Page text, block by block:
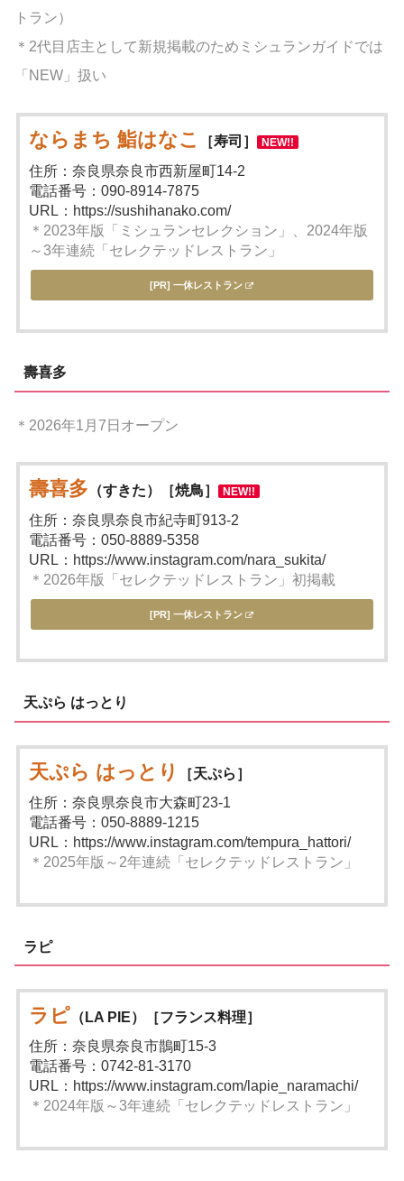
トラン）
＊2代目店主として新規掲載のためミシュランガイドでは
「NEW」扱い
ならまち 鮨はなこ ［寿司］ NEW!!
住所：奈良県奈良市西新屋町14-2
電話番号：090-8914-7875
URL：https://sushihanako.com/
＊2023年版「ミシュランセレクション」、2024年版
～3年連続「セレクテッドレストラン」
[PR] 一休レストラン
壽喜多
＊2026年1月7日オープン
壽喜多 （すきた）［焼鳥］ NEW!!
住所：奈良県奈良市紀寺町913-2
電話番号：050-8889-5358
URL：https://www.instagram.com/nara_sukita/
＊2026年版「セレクテッドレストラン」初掲載
[PR] 一休レストラン
天ぷら はっとり
天ぷら はっとり
［天ぷら］
住所：奈良県奈良市大森町23-1
電話番号：050-8889-1215
URL：https://www.instagram.com/tempura_hattori/
＊2025年版～2年連続「セレクテッドレストラン」
ラピ
ラピ （LA PIE）［フランス料理］
住所：奈良県奈良市鵲町15-3
電話番号：0742-81-3170
URL：https://www.instagram.com/lapie_naramachi/
＊2024年版～3年連続「セレクテッドレストラン」